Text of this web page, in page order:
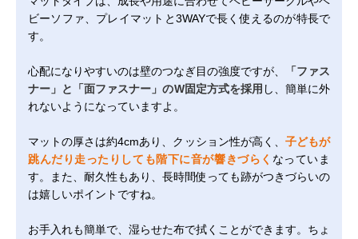
ビーソファ、プレイマットと3WAYで長く使えるのが特長で
す。
心配になりやすいのは壁のつなぎ目の強度ですが、
「ファス
ナー」と「面ファスナー」のW固定方式を採用 し、簡単に外
れないようになっていますよ。
マットの厚さは約4cmあり、クッション性が高く、 子どもが
跳んだり走ったりしても階下に音が響きづらく なっていま
す。また、耐久性もあり、長時間使っても跡がつきづらいの
は嬉しいポイントですね。
お手入れも簡単で、湿らせた布で拭くことができます。ちょ